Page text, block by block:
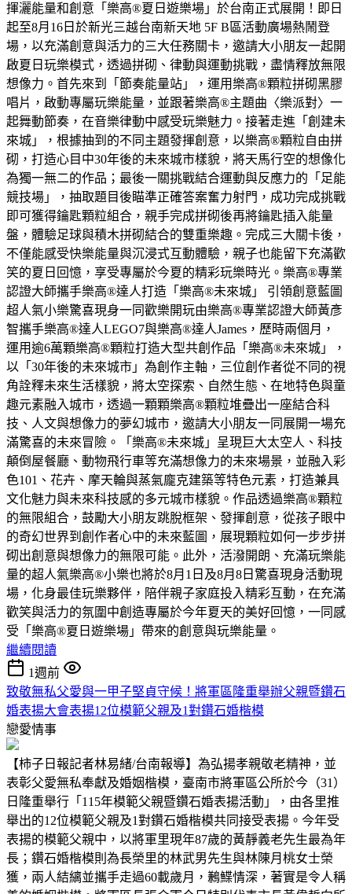
揮灑能量和創意「樂高®夏日遊樂場」於台南正式展開！即日
起至8月16日於新光三越台南新天地 5F B區活動廣場熱鬧登
場，以充滿創意與活力的三大任務關卡，邀請大小朋友一起開
啟夏日玩樂模式，透過拼砌、律動與運動挑戰，盡情釋放無限
想像力。首先來到「節奏能量站」，運用樂高®顆粒拼砌黑膠
唱片，啟動專屬玩樂能量，並跟著樂高®主題曲〈樂派對〉一
起舞動節奏，在音樂律動中感受玩樂魅力。接著走進「創建未
來城」，根據抽到的不同主題發揮創意，以樂高®顆粒自由拼
砌，打造心目中30年後的未來城市樣貌，將天馬行空的想像化
為獨一無二的作品；最後一關挑戰結合運動與反應力的「足能
競技場」，抽取題目後瞄準正確答案奮力射門，成功完成挑戰
即可獲得鑰匙顆粒組合，親手完成拼砌後再將鑰匙插入能量
盤，體驗足球與積木拼砌結合的雙重樂趣。完成三大關卡後，
不僅能感受快樂能量與沉浸式互動體驗，親子也能留下充滿歡
笑的夏日回憶，享受專屬於今夏的精彩玩樂時光。樂高®專業
認證大師攜手樂高®達人打造「樂高®未來城」 引領創意藍圖
超人氣小樂驚喜現身一同歡樂開玩由樂高®專業認證大師黃彥
智攜手樂高®達人LEGO7與樂高®達人James，歷時兩個月，
運用逾6萬顆樂高®顆粒打造大型共創作品「樂高®未來城」，
以「30年後的未來城市」為創作主軸，三位創作者從不同的視
角詮釋未來生活樣貌，將太空探索、自然生態、在地特色與童
趣元素融入城市，透過一顆顆樂高®顆粒堆疊出一座結合科
技、人文與想像力的夢幻城市，邀請大小朋友一同展開一場充
滿驚喜的未來冒險。「樂高®未來城」呈現巨大太空人、科技
顛倒屋餐廳、動物飛行車等充滿想像力的未來場景，並融入彩
色101、花卉、摩天輪與蒸氣龐克建築等特色元素，打造兼具
文化魅力與未來科技感的多元城市樣貌。作品透過樂高®顆粒
的無限組合，鼓勵大小朋友跳脫框架、發揮創意，從孩子眼中
的奇幻世界到創作者心中的未來藍圖，展現顆粒如何一步步拼
砌出創意與想像力的無限可能。此外，活潑開朗、充滿玩樂能
量的超人氣樂高®小樂也將於8月1日及8月8日驚喜現身活動現
場，化身最佳玩樂夥伴，陪伴親子家庭投入精彩互動，在充滿
歡笑與活力的氛圍中創造專屬於今年夏天的美好回憶，一同感
受「樂高®夏日遊樂場」帶來的創意與玩樂能量。
繼續閱讀
1週前
致敬無私父愛與一甲子堅貞守候！將軍區隆重舉辦父親暨鑽石
婚表揚大會表揚12位模範父親及1對鑽石婚楷模
戀愛情事
【柿子日報記者林易緒/台南報導】為弘揚孝親敬老精神，並
表彰父愛無私奉獻及婚姻楷模，臺南市將軍區公所於今（31）
日隆重舉行「115年模範父親暨鑽石婚表揚活動」，由各里推
舉出的12位模範父親及1對鑽石婚楷模共同接受表揚。今年受
表揚的模範父親中，以將軍里現年87歲的黃靜義老先生最為年
長；鑽石婚楷模則為長榮里的林武男先生與林陳月桃女士榮
獲，兩人結縭並攜手走過60載歲月，鶼鰈情深，著實是令人稱